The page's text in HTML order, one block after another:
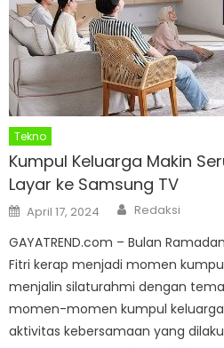
Tekno
Kumpul Keluarga Makin
Layar ke Samsung TV
Posted
on
April 17, 2024 Author
Redaksi
GAYATREND.com – Bulan
Fitri kerap menjadi momen
menjalin silaturahmi dengan
momen-momen kumpul
aktivitas kebersamaan yang